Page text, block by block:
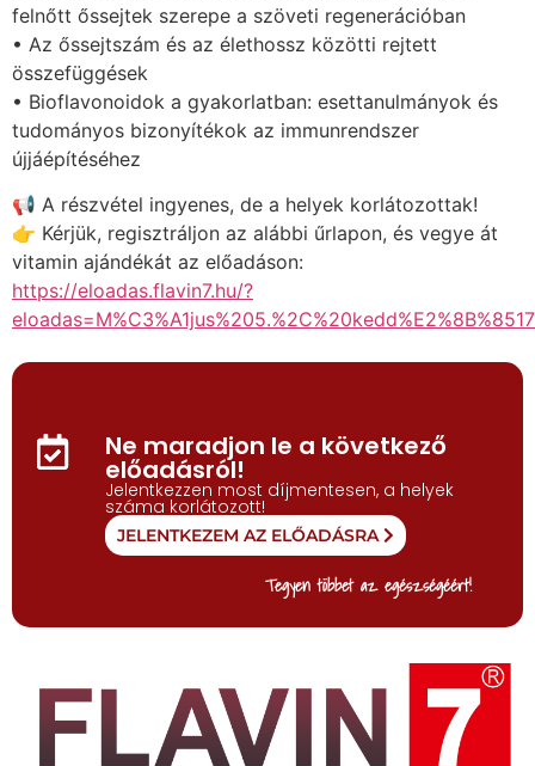
felnőtt őssejtek szerepe a szöveti regenerációban
• Az őssejtszám és az élethossz közötti rejtett
összefüggések
• Bioflavonoidok a gyakorlatban: esettanulmányok és
tudományos bizonyítékok az immunrendszer
újjáépítéséhez
📢 A részvétel ingyenes, de a helyek korlátozottak!
👉 Kérjük, regisztráljon az alábbi űrlapon, és vegye át
vitamin ajándékát az előadáson:
https://eloadas.flavin7.hu/?
Tegyen többet az egészségéért!
Ne maradjon le a következő
előadásról!
Jelentkezzen most díjmentesen, a helyek
száma korlátozott!
JELENTKEZEM AZ ELŐADÁSRA